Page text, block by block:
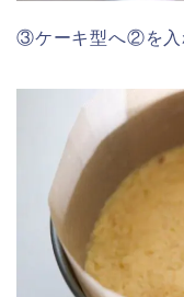
③ケーキ型へ②を入